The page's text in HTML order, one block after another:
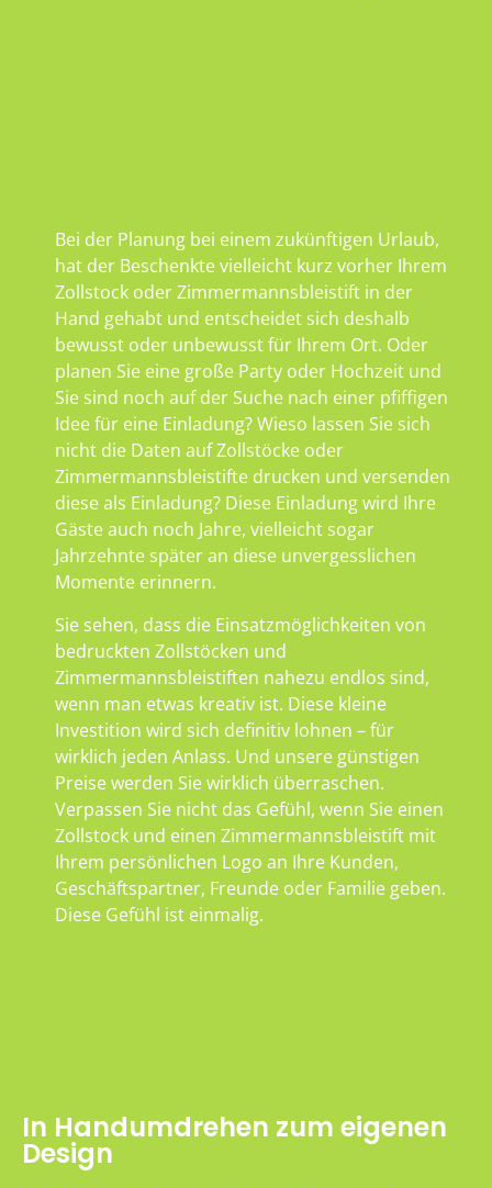
Bei der Planung bei einem zukünftigen Urlaub,
hat der Beschenkte vielleicht kurz vorher Ihrem
Zollstock oder Zimmermannsbleistift in der
Hand gehabt und entscheidet sich deshalb
bewusst oder unbewusst für Ihrem Ort. Oder
planen Sie eine große Party oder Hochzeit und
Sie sind noch auf der Suche nach einer pfiffigen
Idee für eine Einladung? Wieso lassen Sie sich
nicht die Daten auf Zollstöcke oder
Zimmermannsbleistifte drucken und versenden
diese als Einladung? Diese Einladung wird Ihre
Gäste auch noch Jahre, vielleicht sogar
Jahrzehnte später an diese unvergesslichen
Momente erinnern.
Sie sehen, dass die Einsatzmöglichkeiten von
bedruckten Zollstöcken und
Zimmermannsbleistiften nahezu endlos sind,
wenn man etwas kreativ ist. Diese kleine
Investition wird sich definitiv lohnen – für
wirklich jeden Anlass. Und unsere günstigen
Preise werden Sie wirklich überraschen.
Verpassen Sie nicht das Gefühl, wenn Sie einen
Zollstock und einen Zimmermannsbleistift mit
Ihrem persönlichen Logo an Ihre Kunden,
Geschäftspartner, Freunde oder Familie geben.
Diese Gefühl ist einmalig.
In Handumdrehen zum eigenen
Design